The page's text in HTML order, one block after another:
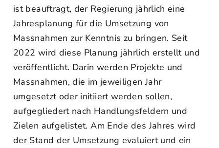
ist beauftragt, der Regierung jährlich eine
Jahresplanung für die Umsetzung von
Massnahmen zur Kenntnis zu bringen. Seit
2022 wird diese Planung jährlich erstellt und
veröffentlicht. Darin werden Projekte und
Massnahmen, die im jeweiligen Jahr
umgesetzt oder initiiert werden sollen,
aufgegliedert nach Handlungsfeldern und
Zielen aufgelistet. Am Ende des Jahres wird
der Stand der Umsetzung evaluiert und ein